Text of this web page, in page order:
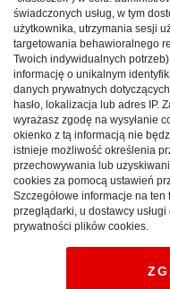
królewskiego brata i
W latach 1624–1625
Grand Tour,
Wiedeń, Mediolan,
Przykładał niezwykłą
wizyt. Interesowały go
wszelkie nowinki.
operowych, oglądał
przysłuchiwał się
normą było
także papieża
udziałem
świadczonych usług, w tym
użytkownika, utrzymania sesji
targetowania behawioralnego
Twoich indywidualnych
informację o unikalnym
danych prywatnych
hasło, lokalizacja lub adres IP.
wyrażasz zgodę na wysyłanie
okienko z tą informacją nie
istnieje możliwość określenia
przechowywania lub
cookies za pomocą ustawień
Szczegółowe informacje na
przeglądarki, u dostawcy
prywatności plików cookies.